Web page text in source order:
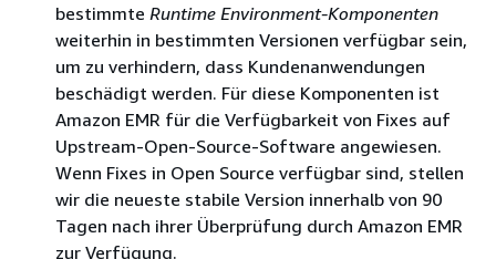
bestimmte Runtime Environment-Komponenten
weiterhin in bestimmten Versionen verfügbar sein,
um zu verhindern, dass Kundenanwendungen
beschädigt werden. Für diese Komponenten ist
Amazon EMR für die Verfügbarkeit von Fixes auf
Upstream-Open-Source-Software angewiesen.
Wenn Fixes in Open Source verfügbar sind, stellen
wir die neueste stabile Version innerhalb von 90
Tagen nach ihrer Überprüfung durch Amazon EMR
zur Verfügung.